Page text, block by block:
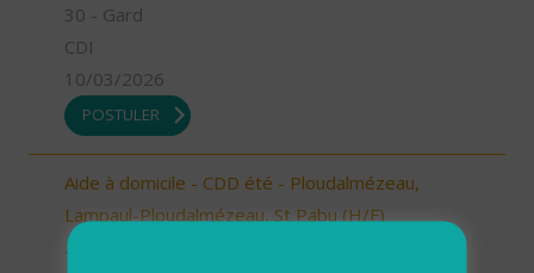
30 - Gard
CDI
10/03/2026
POSTULER
Aide à domicile - CDD été - Ploudalmézeau,
Lampaul-Ploudalmézeau, St Pabu (H/F)
29 - Finistère